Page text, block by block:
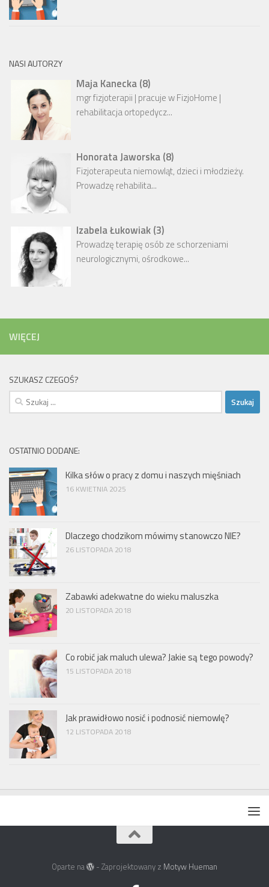
NASI AUTORZY
Maja Kanecka (8)
mgr fizjoterapii | pracuje w FizjoHome |
rehabilitacja ortopedycz...
Honorata Jaworska (8)
Fizjoterapeuta niemowląt, dzieci i młodzieży.
Prowadzę rehabilita...
Izabela Łukowiak (3)
Prowadzę terapię osób ze schorzeniami
neurologicznymi, ośrodkowe...
WIĘCEJ
SZUKASZ CZEGOŚ?
Szukaj:
OSTATNIO DODANE:
Kilka słów o pracy z domu i naszych mięśniach
16 KWIETNIA 2025
Dlaczego chodzikom mówimy stanowczo NIE?
26 LISTOPADA 2018
Zabawki adekwatne do wieku maluszka
20 LISTOPADA 2018
Co robić jak maluch ulewa? Jakie są tego powody?
15 LISTOPADA 2018
Jak prawidłowo nosić i podnosić niemowlę?
12 LISTOPADA 2018
Oparte na - Zaprojektowany z Motyw Hueman